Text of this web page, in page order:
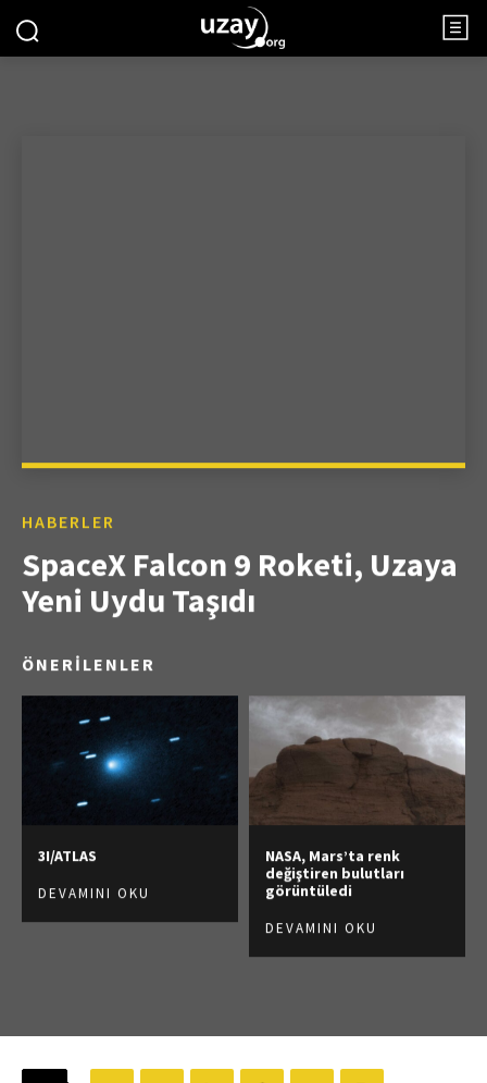
HABERLER
SpaceX Falcon 9 Roketi, Uzaya
Yeni Uydu Taşıdı
ÖNERİLENLER
3I/ATLAS
DEVAMINI OKU
NASA, Mars’ta renk
değiştiren bulutları
görüntüledi
DEVAMINI OKU